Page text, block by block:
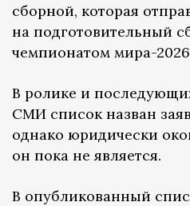
сборной, которая
на подготовительный
чемпионатом мира-
В ролике и
СМИ список назван
однако юридически
он пока не является.
В опубликованный